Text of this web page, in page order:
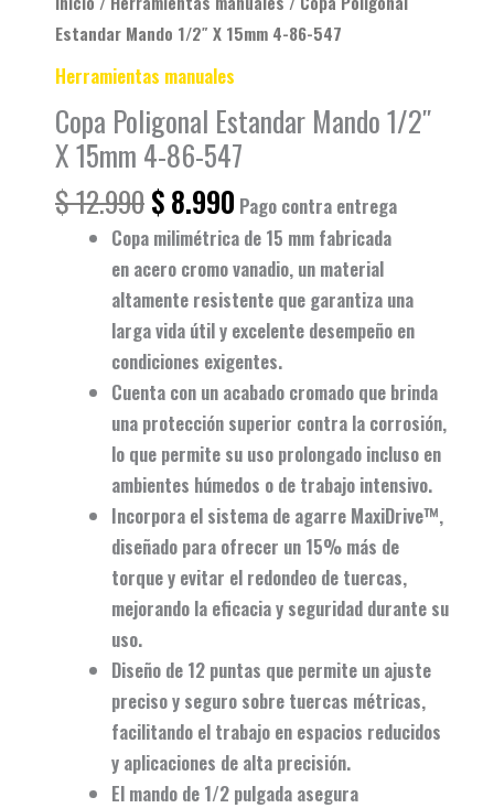
Estandar Mando 1/2″ X 15mm 4-86-547
Herramientas manuales
Copa Poligonal Estandar Mando 1/2″
X 15mm 4-86-547
$12.990$8.990 Pago contra entrega
Copa milimétrica de 15 mm fabricada
en acero cromo vanadio, un material
altamente resistente que garantiza una
larga vida útil y excelente desempeño en
condiciones exigentes.
Cuenta con un acabado cromado que brinda
una protección superior contra la corrosión,
lo que permite su uso prolongado incluso en
ambientes húmedos o de trabajo intensivo.
Incorpora el sistema de agarre MaxiDrive™,
diseñado para ofrecer un 15% más de
torquey evitar el redondeo de tuercas,
mejorando la eficacia y seguridad durante su
uso.
Diseño de 12 puntas que permite un ajuste
preciso y seguro sobre tuercas métricas,
facilitando el trabajo en espacios reducidos
y aplicaciones de alta precisión.
El mando de 1/2 pulgada asegura